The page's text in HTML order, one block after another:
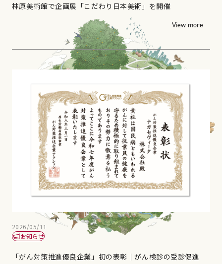
林原美術館で企画展「こだわり日本美術」を開催
View more
2026/05/11
お知らせ
「がん対策推進優良企業」初の表彰｜がん検診の受診促進